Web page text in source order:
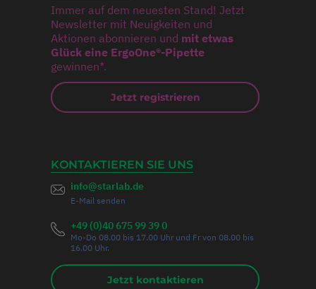
Immer auf dem neuesten Stand! Jetzt
Newsletter mit Neuigkeiten und
Aktionen abonnieren und mit etwas
Glück eine ErgoOne®-Pipette
gewinnen*.
Jetzt registrieren
KONTAKTIEREN SIE UNS
info@starlab.de
E-Mail senden
+49 (0)40 675 99 39 0
Mo-Do 08.00 bis 17.00 Uhr und Fr von 08.00 bis
16.00 Uhr.
Jetzt kontaktieren